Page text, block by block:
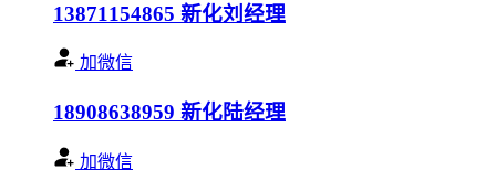
13871154865 新化刘经理
加微信
18908638959 新化陆经理
加微信